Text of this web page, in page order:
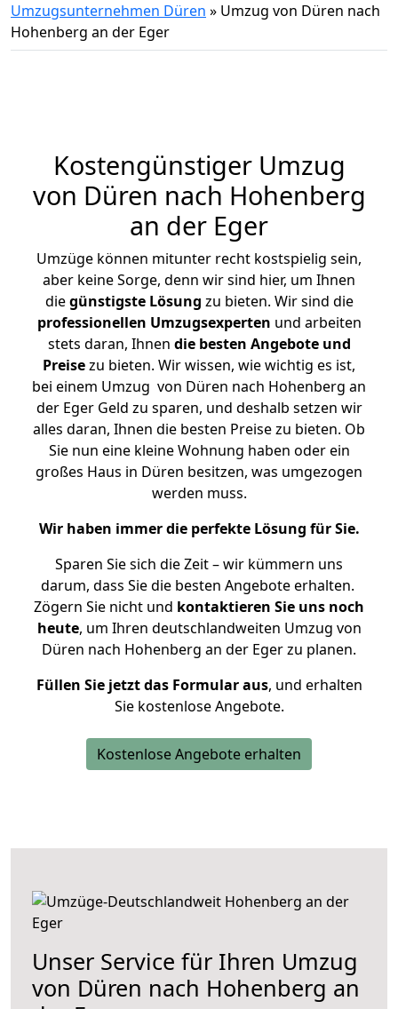
Umzugsunternehmen Düren » Umzug von Düren nach
Hohenberg an der Eger
Kostengünstiger Umzug
von Düren nach Hohenberg
an der Eger
Umzüge können mitunter recht kostspielig sein,
aber keine Sorge, denn wir sind hier, um Ihnen
diegünstigste Lösung zu bieten. Wir sind die
professionellen Umzugsexperten und arbeiten
stets daran, Ihnen die besten Angebote und
Preisezu bieten. Wir wissen, wie wichtig es ist,
bei einem Umzug von Düren nach Hohenberg an
der Eger Geld zu sparen, und deshalb setzen wir
alles daran, Ihnen die besten Preise zu bieten. Ob
Sie nun eine kleine Wohnung haben oder ein
großes Haus in Düren besitzen, was umgezogen
werden muss.
Wir haben immer die perfekte Lösung für Sie.
Sparen Sie sich die Zeit – wir kümmern uns
darum, dass Sie die besten Angebote erhalten.
Zögern Sie nicht und kontaktieren Sie uns noch
heute, um Ihren deutschlandweiten Umzug von
Düren nach Hohenberg an der Eger zu planen.
Füllen Sie jetzt das Formular aus, und erhalten
Sie kostenlose Angebote.
Kostenlose Angebote erhalten
Unser Service für Ihren Umzug
von Düren nach Hohenberg an